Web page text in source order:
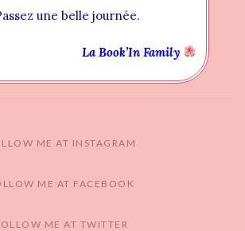
ME AT INSTAGRAM
ME AT FACEBOOK
ME AT TWITTER
une belle journée.
La Book’In Family